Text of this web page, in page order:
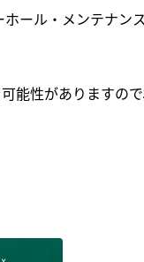
ール・メンテナ
能性がありますの